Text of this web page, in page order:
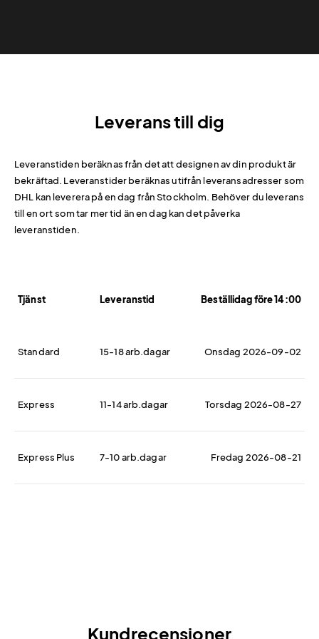
Leverans till dig
Leveranstiden beräknas från det att designen av din produkt är
bekräftad. Leveranstider beräknas utifrån leveransadresser som
DHL kan leverera på en dag från Stockholm. Behöver du leverans
till en ort som tar mer tid än en dag kan det påverka
leveranstiden.
Tjänst Leveranstid Beställidag före 14:00
Standard 15-18 arb.dagar Onsdag 2026-09-02
Express 11-14 arb.dagar Torsdag 2026-08-27
Express Plus 7-10 arb.dagar Fredag 2026-08-21
Kundrecensioner